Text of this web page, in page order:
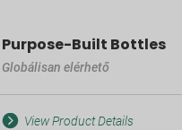
Purpose-Built Bottles
Globálisan elérhető
View Product Details